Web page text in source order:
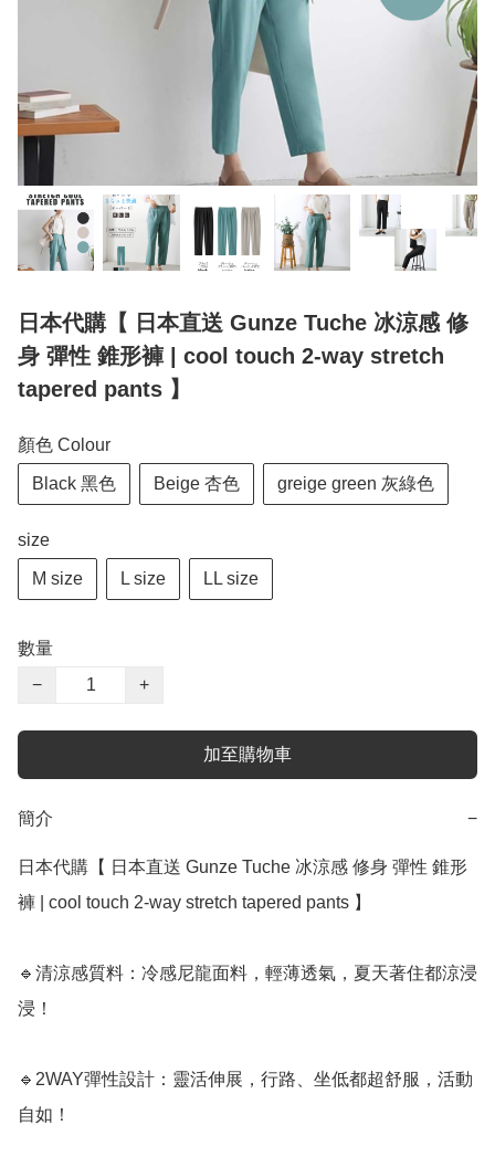
日本代購【 日本直送 Gunze Tuche 冰涼感 修
身 彈性 錐形褲 | cool touch 2-way stretch
tapered pants 】
顏色 Colour
Black 黑色 Beige 杏色 greige green 灰綠色
size
M size L size LL size
數量
−
+
加至購物車
簡介 −
日本代購【 日本直送 Gunze Tuche 冰涼感 修身 彈性 錐形
褲 | cool touch 2-way stretch tapered pants 】
🔹清涼感質料：冷感尼龍面料，輕薄透氣，夏天著住都涼浸
浸！
🔹2WAY彈性設計：靈活伸展，行路、坐低都超舒服，活動
自如！